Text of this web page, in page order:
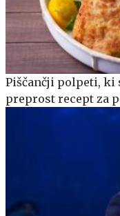
Piščančji polpeti, ki
preprost recept za